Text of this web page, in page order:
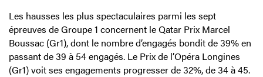
Les hausses les plus spectaculaires parmi les sept
épreuves de Groupe 1 concernent le Qatar Prix Marcel
Boussac (Gr1), dont le nombre d’engagés bondit de 39% en
passant de 39 à 54 engagés. Le Prix de l’Opéra Longines
(Gr1) voit ses engagements progresser de 32%, de 34 à 45.